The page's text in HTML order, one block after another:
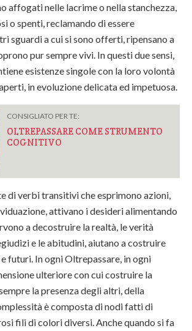
affogati nelle lacrime o nella stanchezza,
o spenti, reclamando di essere
sguardi a cui si sono offerti, ripensano a
pur sempre vivi. In questi due sensi,
esistenze singole con la loro volontà
in evoluzione delicata ed impetuosa.
CONSIGLIATO PER TE:
OLTREPASSARE COME STRUMENTO
COGNITIVO
di verbi transitivi che esprimono azioni,
attivano i desideri alimentando
a decostruire la realtà, le verità
e le abitudini, aiutano a costruire
futuri. In ogni Oltrepassare, in ogni
ulteriore con cui costruire la
la presenza degli altri, della
è composta di nodi fatti di
fili di colori diversi. Anche quando si fa